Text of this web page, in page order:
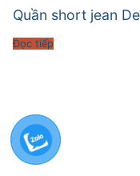
Quần short jean
Đọc tiếp